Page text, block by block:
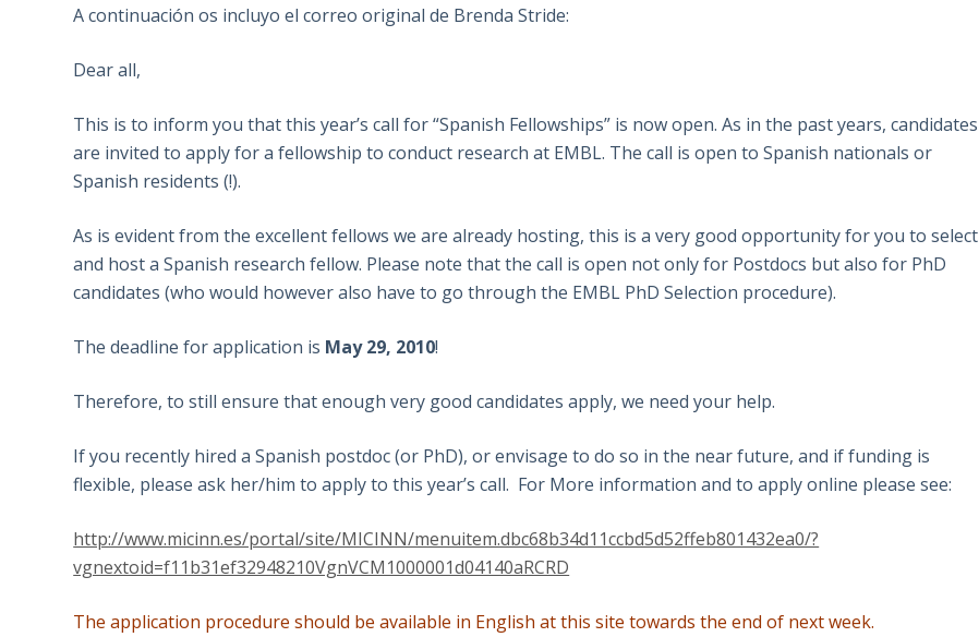
A continuación os incluyo el correo original de Brenda Stride:
Dear all,
This is to inform you that this year’s call for “Spanish Fellowships” is now open. As in the past years, candidates
are invited to apply for a fellowship to conduct research at EMBL. The call is open to Spanish nationals or
Spanish residents (!).
As is evident from the excellent fellows we are already hosting, this is a very good opportunity for you to select
and host a Spanish research fellow. Please note that the call is open not only for Postdocs but also for PhD
candidates (who would however also have to go through the EMBL PhD Selection procedure).
The deadline for application is May 29, 2010!
Therefore, to still ensure that enough very good candidates apply, we need your help.
If you recently hired a Spanish postdoc (or PhD), or envisage to do so in the near future, and if funding is
flexible, please ask her/him to apply to this year’s call. For More information and to apply online please see:
http://www.micinn.es/portal/site/MICINN/menuitem.dbc68b34d11ccbd5d52ffeb801432ea0/?
vgnextoid=f11b31ef32948210VgnVCM1000001d04140aRCRD
The application procedure should be available in English at this site towards the end of next week.